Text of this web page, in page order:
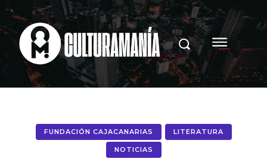
FUNDACIÓN CAJACANARIAS LITERATURA
NOTICIAS